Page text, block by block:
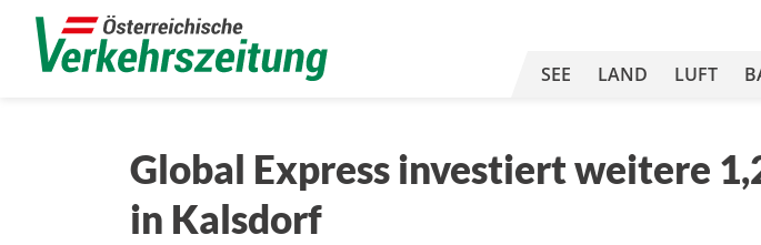
SEE LAND LUFT
Global Express investiert weitere
in Kalsdorf